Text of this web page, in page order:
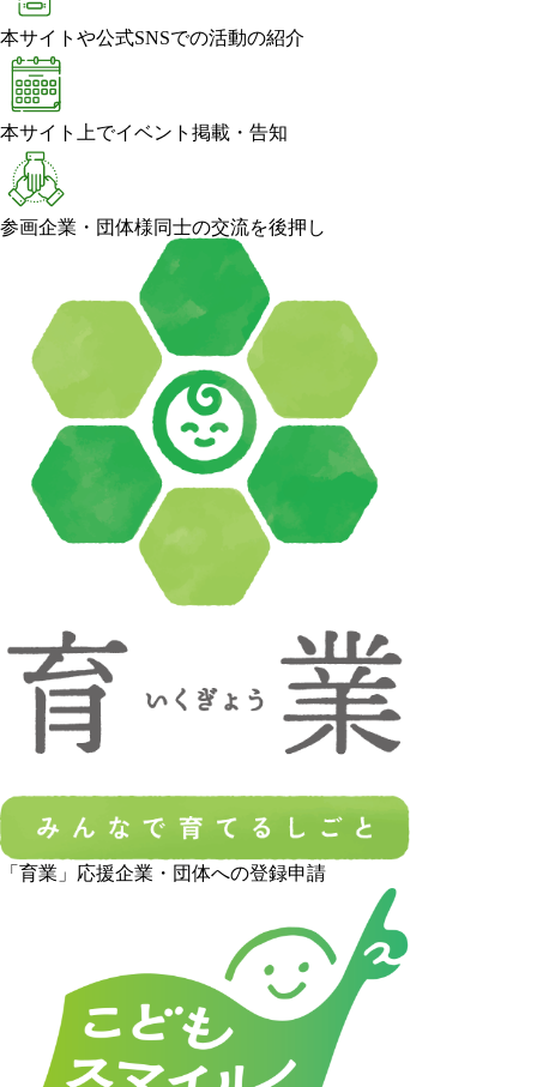
本サイトや公式SNSでの活動の紹介
本サイト上でイベント掲載・告知
参画企業・団体様同士の交流を後押し
「育業」応援企業・団体への登録申請